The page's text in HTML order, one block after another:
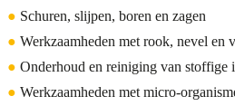
● Schuren, slijpen, boren en zagen
● Werkzaamheden met rook, nevel en
● Onderhoud en reiniging van stoffige
● Werkzaamheden met micro-